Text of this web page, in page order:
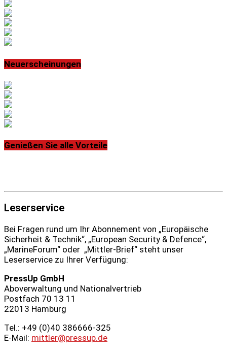
Neuerscheinungen
Genießen Sie alle Vorteile
Leserservice
Bei Fragen rund um Ihr Abonnement von „Europäische
Sicherheit & Technik“, „European Security & Defence“,
„MarineForum“ oder „Mittler-Brief“ steht unser
Leserservice zu Ihrer Verfügung:
PressUp GmbH
Aboverwaltung und Nationalvertrieb
Postfach 70 13 11
22013 Hamburg
Tel.: +49 (0)40 386666‑325
E-Mail: mittler@pressup.de